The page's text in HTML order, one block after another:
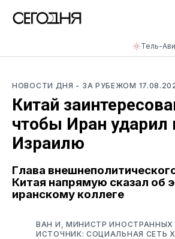
Тель-
НОВОСТИ ДНЯ - ЗА РУБЕЖОМ
Китай
чтобы Иран ударил
Израилю
Глава
Китая напрямую сказал об
иранскому коллеге
ВАН И, МИНИСТР ИНОСТРАННЫХ
ИСТОЧНИК: СОЦИАЛЬНАЯ СЕТЬ Х